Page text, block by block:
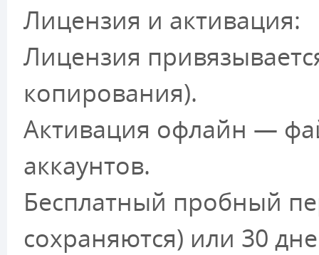
Лицензия и активация:
Лицензия
копирования).
Активация офлайн —
аккаунтов.
Бесплатный пробный
сохраняются) или 30